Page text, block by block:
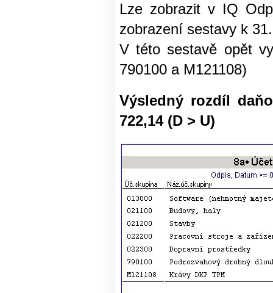
Lze zobrazit v IQ
zobrazení sestavy k
V této sestavě opět
790100 a M121108)
Výsledný rozdíl
722,14 (D > U)